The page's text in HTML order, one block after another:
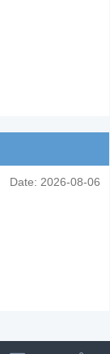
Date: 2026-08-06